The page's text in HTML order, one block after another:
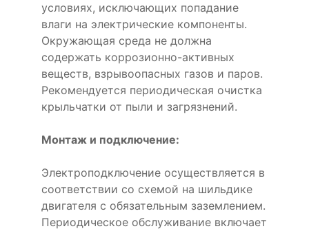
условиях, исключающих попадание
влаги на электрические компоненты.
Окружающая среда не должна
содержать коррозионно-активных
веществ, взрывоопасных газов и паров.
Рекомендуется периодическая очистка
крыльчатки от пыли и загрязнений.
Монтаж и подключение:
Электроподключение осуществляется в
соответствии со схемой на шильдике
двигателя с обязательным заземлением.
Периодическое обслуживание включает